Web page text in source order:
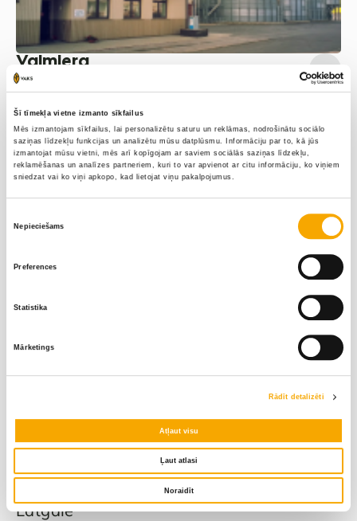
Šī tīmekļa vietne izmanto sīkfailus
Mēs izmantojam sīkfailus, lai personalizētu saturu un reklāmas, nodrošinātu sociālo
saziņas līdzekļu funkcijas un analizētu mūsu datplūsmu. Informāciju par to, kā jūs
izmantojat mūsu vietni, mēs arī kopīgojam ar saviem sociālās saziņas līdzekļu,
reklamēšanas un analīzes partneriem, kuri to var apvienot ar citu informāciju, ko viņiem
sniedzat vai ko viņi apkopo, kad lietojat viņu pakalpojumus.
Nepieciešams
Preferences
Statistika
Mārketings
Rādīt detalizēti
Atļaut visu
Ļaut atlasi
Noraidīt
Valmiera
Vidzeme
Līga Vektere
‭+371 26395169‬ ‭+371 26677531‬
Elīna Prudņikoviča Juris Liepa
Latgale